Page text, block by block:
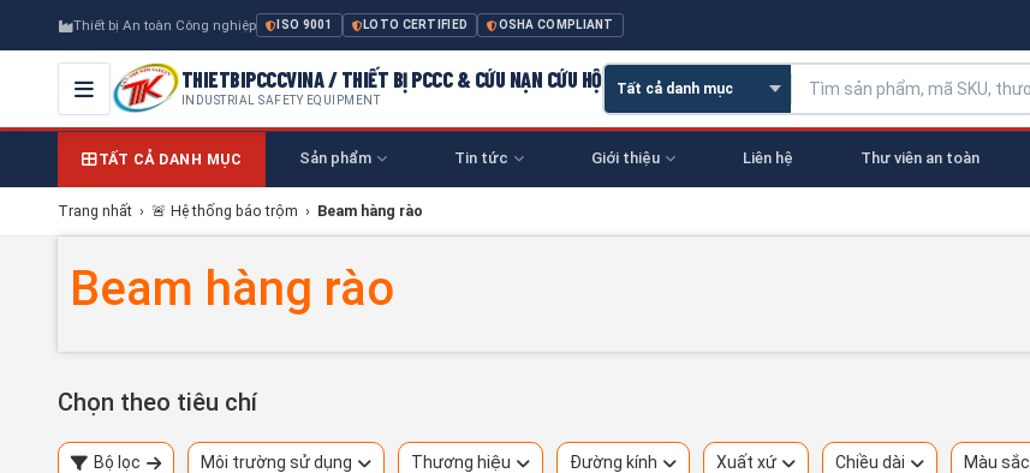
Thiết bị An toàn Công nghiệp ISO 9001 LOTO CERTIFIED OSHA COMPLIANT
THIETBIPCCCVINA / THIẾT BỊ PCCC & CỨU NẠN CỨU HỘ
INDUSTRIAL SAFETY EQUIPMENT
TẤT CẢ DANH MỤC Sản phẩm Tin tức Giới thiệu Liên hệ Thư viên an toàn
Trang nhất › 🚨 Hệ thống báo trộm › Beam hàng rào
Beam hàng rào
Chọn theo tiêu chí
Bộ lọc Môi trường sử dụng Thương hiệu Đường kính Xuất xứ Chiều dài Màu sắc